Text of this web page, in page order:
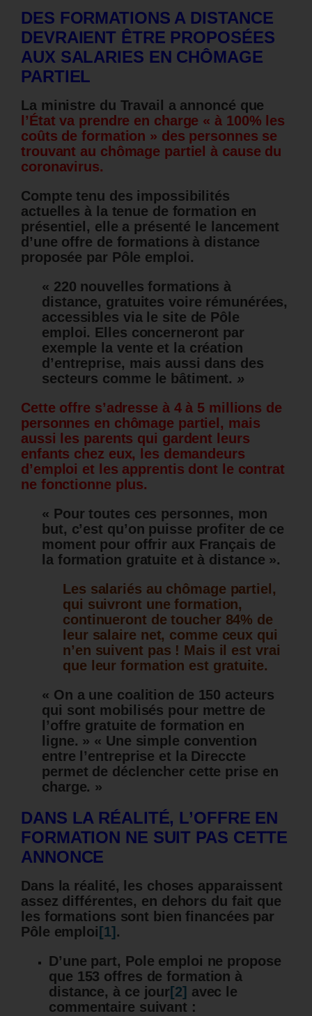
DES FORMATIONS A DISTANCE
DEVRAIENT ÊTRE PROPOSÉES
AUX SALARIES EN CHÔMAGE
PARTIEL
La ministre du Travail a annoncé que
l’Étatva prendre en charge « à 100% les
coûts de formation » des personnes se
trouvant au chômage partielà cause du
coronavirus.
Compte tenu des impossibilités
actuelles à la tenue de formation en
présentiel, elle a présenté le lancement
d’une offre de formations à distance
proposée par Pôle emploi.
« 220 nouvelles formations à
distance, gratuites voire rémunérées,
accessibles via le site de Pôle
emploi. Elles concerneront par
exemple la vente et la création
d’entreprise, mais aussi dans des
secteurs comme le bâtiment. »
Cette offre s’adresse à 4 à 5 millions de
personnes en chômage partiel, mais
aussi
les parents qui gardent leurs
enfants chez eux, les demandeurs
d’emploi et les apprentis dont le contrat
ne fonctionne plus.
« Pour toutes ces personnes, mon
but, c’est qu’on puisse profiter de ce
moment pour offrir aux Français de
la formation gratuite et à distance ».
Les salariés au chômage partiel,
qui suivront une formation,
continueront de toucher 84% de
leur salaire net, comme ceux qui
n’en suivent pas ! Mais il est vrai
que leur formation est gratuite.
« On a une coalition de 150 acteurs
qui sont mobilisés pour mettre de
l’offre gratuite de formation en
ligne. » « Une simple convention
entre l’entreprise et la Direccte
permet de déclencher cette prise en
charge. »
DANS LA RÉALITÉ, L’OFFRE EN
FORMATION NE SUIT PAS CETTE
ANNONCE
Dans la réalité, les choses apparaissent
assez différentes, en dehors du fait que
les formations sont bien financées par
Pôle emploi [1] .
D’une part, Pole emploi ne propose
que 153 offres de formation à
distance, à ce jour [2] avec le
commentaire suivant :